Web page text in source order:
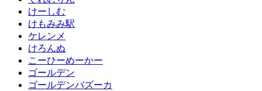
けーしむ
けもみみ駅
ケレンメ
けろんぬ
こーひーめーかー
ゴールデン
ゴールデンバズーカ